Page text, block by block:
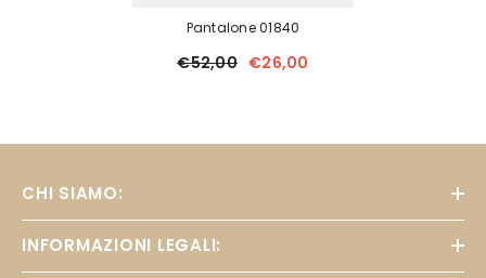
Pantalone 01840
€52,00 €26,00
CHI SIAMO:
INFORMAZIONI LEGALI: